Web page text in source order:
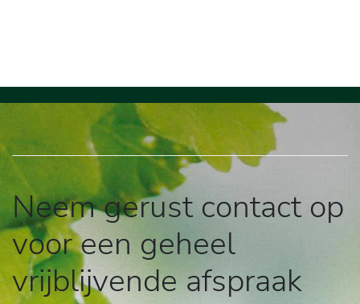
Neem gerust contact op
voor een geheel
vrijblijvende afspraak